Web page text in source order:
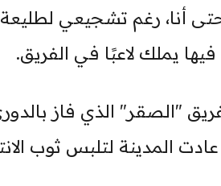
أنا، رغم تشجيعي لطليعة
يملك لاعبًا في الفريق.
"الصقر" الذي فاز
المدينة لتلبس ثوب